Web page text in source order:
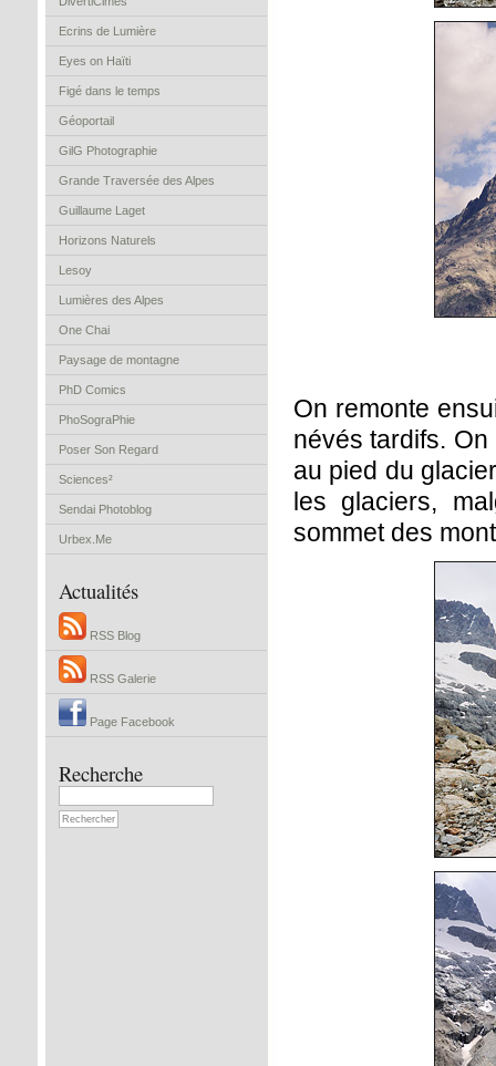
Ecrins de Lumière
Eyes on Haïti
Figé dans le temps
Géoportail
GilG Photographie
Grande Traversée des Alpes
Guillaume Laget
Horizons Naturels
Lesoy
Lumières des Alpes
One Chai
Paysage de montagne
PhD Comics
PhoSograPhie
Poser Son Regard
Sciences²
Sendai Photoblog
Urbex.Me
Actualités
RSS Blog
RSS Galerie
Page Facebook
Recherche
On remonte
névés tardifs.
au pied du
les glaciers,
sommet des